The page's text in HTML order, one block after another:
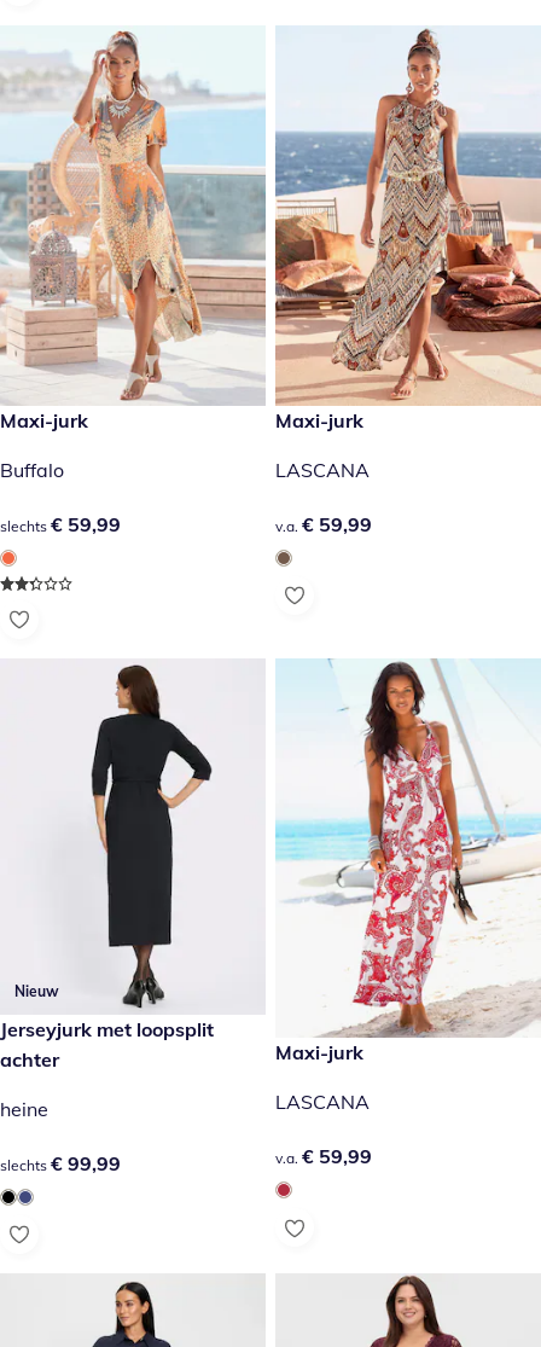
€ 59,99
Maxi-jurk
Buffalo
€ 59,99
slechts € 59,99
€ 59,99
Maxi-jurk
LASCANA
€ 59,99
v.a. € 59,99
Nieuw
€ 99,99
Jerseyjurk met loopsplit
achter
heine
€ 99,99
slechts € 99,99
€ 59,99
Maxi-jurk
LASCANA
€ 59,99
v.a. € 59,99